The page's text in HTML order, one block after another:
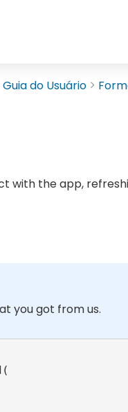
Guia do Usuário
with the app,
you got from us.